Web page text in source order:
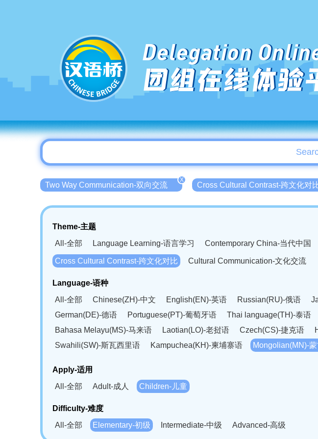
Delegation
团组在线体验
Two Way Communication-双向交流
X
Cross Cultural Contrast-跨文化对
Theme-主题
All-全部
Language Learning-语言学习 Contemporary China-当代中国
Cross Cultural Contrast-跨文化对比 Cultural Communication-文化交流
Language-语种
All-全部
Chinese(ZH)-中文 English(EN)-英语 Russian(RU)-俄语
German(DE)-德语
Portuguese(PT)-葡萄牙语 Thai language(TH)-泰语
Bahasa Melayu(MS)-马来语
Laotian(LO)-老挝语 Czech(CS)-捷克语
Swahili(SW)-斯瓦西里语
Kampuchea(KH)-柬埔寨语 Mongolian(MN)-
Apply-适用
All-全部
Adult-成人 Children-儿童
Difficulty-难度
All-全部
Elementary-初级 Intermediate-中级 Advanced-高级